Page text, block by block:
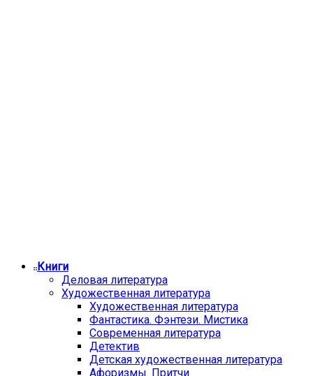
Книги
Деловая литература
Художественная литература
Художественная литература
Фантастика. Фэнтези. Мистика
Современная литература
Детектив
Детская художественная литература
Афоризмы. Притчи